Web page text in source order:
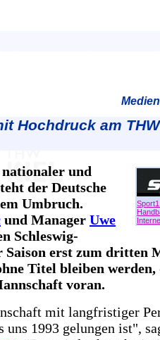
Hochdruck am
und
der Deutsche
Umbruch.
und Manager Uwe
Schleswig-
Saison erst zum dritten
Titel bleiben werden,
voran.
mit langfristiger
uns 1993 gelungen ist",